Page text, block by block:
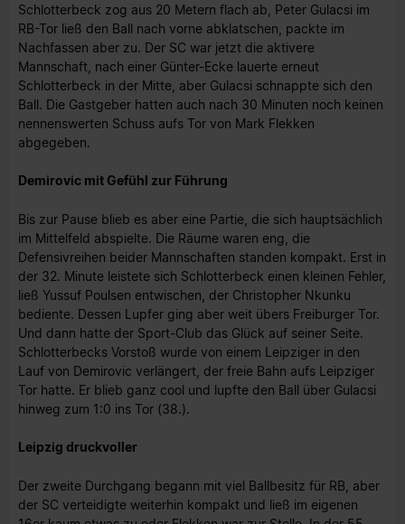
Schlotterbeck zog aus 20 Metern flach ab, Peter Gulacsi im
RB-Tor ließ den Ball nach vorne abklatschen, packte im
Nachfassen aber zu. Der SC war jetzt die aktivere
Mannschaft, nach einer Günter-Ecke lauerte erneut
Schlotterbeck in der Mitte, aber Gulacsi schnappte sich den
Ball. Die Gastgeber hatten auch nach 30 Minuten noch keinen
nennenswerten Schuss aufs Tor von Mark Flekken
abgegeben.
Demirovic mit Gefühl zur Führung
Bis zur Pause blieb es aber eine Partie, die sich hauptsächlich
im Mittelfeld abspielte. Die Räume waren eng, die
Defensivreihen beider Mannschaften standen kompakt. Erst in
der 32. Minute leistete sich Schlotterbeck einen kleinen Fehler,
ließ Yussuf Poulsen entwischen, der Christopher Nkunku
bediente. Dessen Lupfer ging aber weit übers Freiburger Tor.
Und dann hatte der Sport-Club das Glück auf seiner Seite.
Schlotterbecks Vorstoß wurde von einem Leipziger in den
Lauf von Demirovic verlängert, der freie Bahn aufs Leipziger
Tor hatte. Er blieb ganz cool und lupfte den Ball über Gulacsi
hinweg zum 1:0 ins Tor (38.).
Leipzig druckvoller
Der zweite Durchgang begann mit viel Ballbesitz für RB, aber
der SC verteidigte weiterhin kompakt und ließ im eigenen